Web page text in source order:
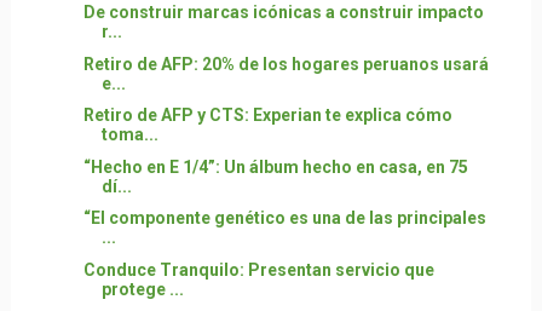
De construir marcas icónicas a construir impacto
r...
Retiro de AFP: 20% de los hogares peruanos usará
e...
Retiro de AFP y CTS: Experian te explica cómo
toma...
“Hecho en E 1/4”: Un álbum hecho en casa, en 75
dí...
“El componente genético es una de las principales
...
Conduce Tranquilo: Presentan servicio que
protege ...